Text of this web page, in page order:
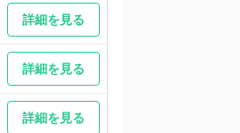
詳細を見る
詳細を見る
詳細を見る